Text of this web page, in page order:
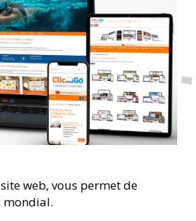
web, vous permet de
mondial.